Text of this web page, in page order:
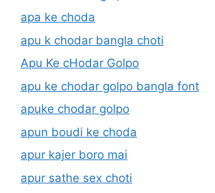
apa ke choda
apu k chodar bangla choti
Apu Ke cHodar Golpo
apu ke chodar golpo bangla font
apuke chodar golpo
apun boudi ke choda
apur kajer boro mai
apur sathe sex choti